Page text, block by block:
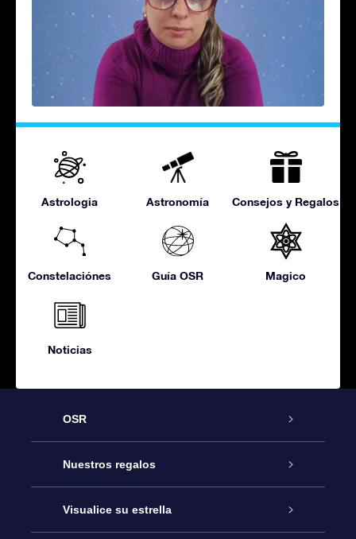
Astrologia Astronomía Consejos y Regalos
Constelaciónes Guía OSR Magico
Noticias
OSR
Atención
Contáctanos
Nuestros regalos
Regalo Estrella Online
Visualice su estrella